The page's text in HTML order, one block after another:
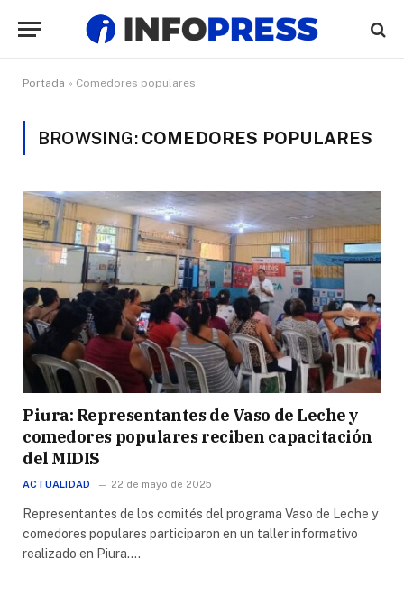
Portada » Comedores populares
BROWSING: COMEDORES POPULARES
Piura: Representantes de Vaso de Leche y
comedores populares reciben capacitación
del MIDIS
ACTUALIDAD 22 de mayo de 2025
Representantes de los comités del programa Vaso de Leche y
comedores populares participaron en un taller informativo
realizado en Piura.…